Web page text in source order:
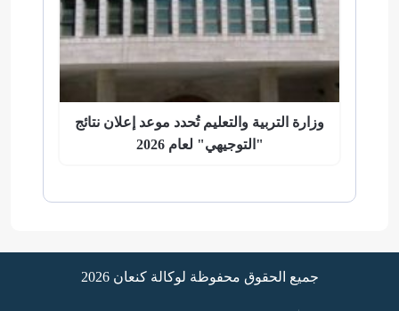
وزارة التربية والتعليم تُحدد موعد إعلان نتائج
"التوجيهي" لعام 2026
جميع الحقوق محفوظة لوكالة كنعان 2026